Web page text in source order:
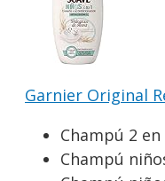
Garnier Original
Champú 2
Champú